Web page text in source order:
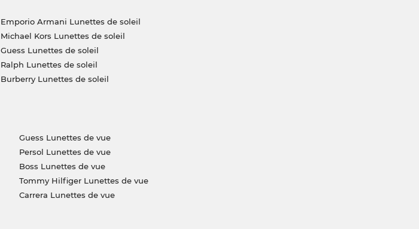
Emporio Armani Lunettes de soleil
Michael Kors Lunettes de soleil
Guess Lunettes de soleil
Ralph Lunettes de soleil
Burberry Lunettes de soleil
Guess Lunettes de vue
Persol Lunettes de vue
Boss Lunettes de vue
Tommy Hilfiger Lunettes de vue
Carrera Lunettes de vue